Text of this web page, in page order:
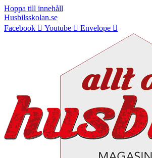
Hoppa till innehåll
Husbilsskolan.se
Facebook
Youtube Envelope